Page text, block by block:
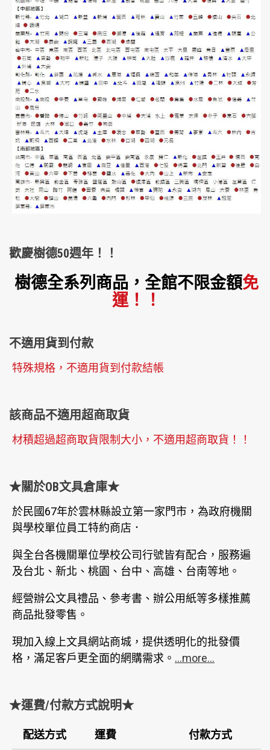
歡慶樹德50週年！！
樹德全系列商品，全館不限金額免
運！！
不適用貨到付款
特殊規格，不適用貨到付款結帳
該商品不適用超商取貨
材積超過超商取貨限制大小，不適用超商取貨！！
★關於OB文具倉庫★
於民國67年於雲林縣設立第一家門市，為政府機關
與學校單位員工特約商店．
與全台各機關單位學校公司行號皆有配合，服務遍
及台北、新北、桃園、台中、高雄、台南等地。
經營辦公文具禮品、參考書、辦公用紙等多樣推薦
商品批發零售。
現加入線上文具網站商城，提供透明化的批發價
格，滿足客戶更全面的網購需求。 ...more...
★運費/付款方式說明★
配送方式 運費 付款方式